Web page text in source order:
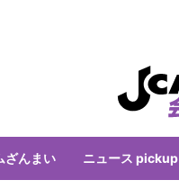
ざんまい ニュース pickup